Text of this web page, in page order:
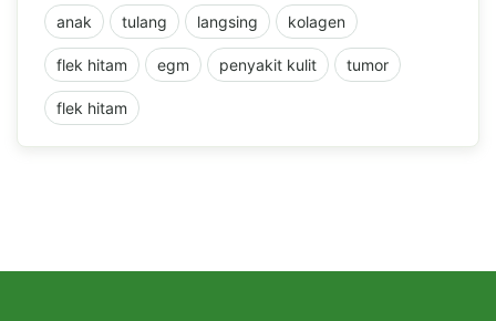
anak tulang langsing kolagen
flek hitam egm penyakit kulit tumor
flek hitam